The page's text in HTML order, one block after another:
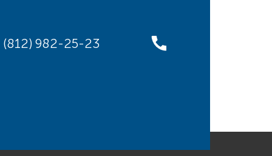
(812) 982-25-23